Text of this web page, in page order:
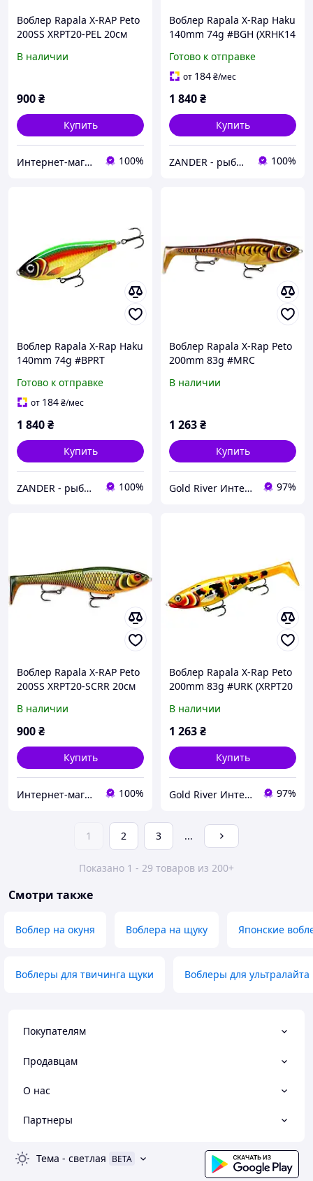
Воблер Rapala X-RAP Peto
200SS XRPT20-PEL 20см
В наличии
900₴
Купить
Интернет-магазин "Steel Fish" 100%
Воблер Rapala X-Rap Haku
140mm 74g #BGH (XRHK14
Готово к отправке
от 184₴/мес
1 840₴
Купить
ZANDER - рыболовный интернет-магазин 100%
Воблер Rapala X-Rap Haku
140mm 74g #BPRT
Готово к отправке
от 184₴/мес
1 840₴
Купить
ZANDER - рыболовный интернет-магазин 100%
Воблер Rapala X-Rap Peto
200mm 83g #MRC
В наличии
1 263₴
Купить
Gold River Интернет магазин 97%
Воблер Rapala X-RAP Peto
200SS XRPT20-SCRR 20см
В наличии
900₴
Купить
Интернет-магазин "Steel Fish" 100%
Воблер Rapala X-Rap Peto
200mm 83g #URK (XRPT20
В наличии
1 263₴
Купить
Gold River Интернет магазин 97%
1 2 3 ...
Показано 1 - 29 товаров из 200+
Смотри также
Воблер на окуня Воблера на щуку Японские
Воблеры для твичинга щуки Воблеры для ультралайта
Покупателям
Продавцам
О нас
Партнеры
Тема - светлая BETA